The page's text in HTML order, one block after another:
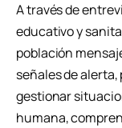
A través de
educativo y
población
señales de
gestionar
humana,